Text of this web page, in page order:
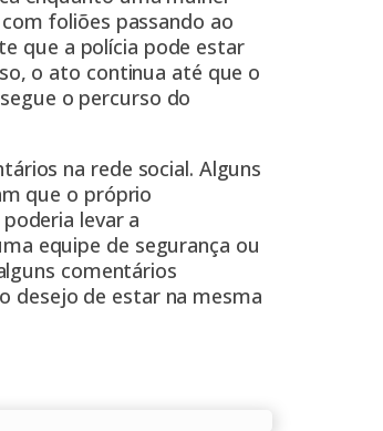
foliões passando ao
que a polícia pode estar
o ato continua até que o
o percurso do
na rede social. Alguns
que o próprio
levar a
equipe de segurança ou
comentários
desejo de estar na mesma